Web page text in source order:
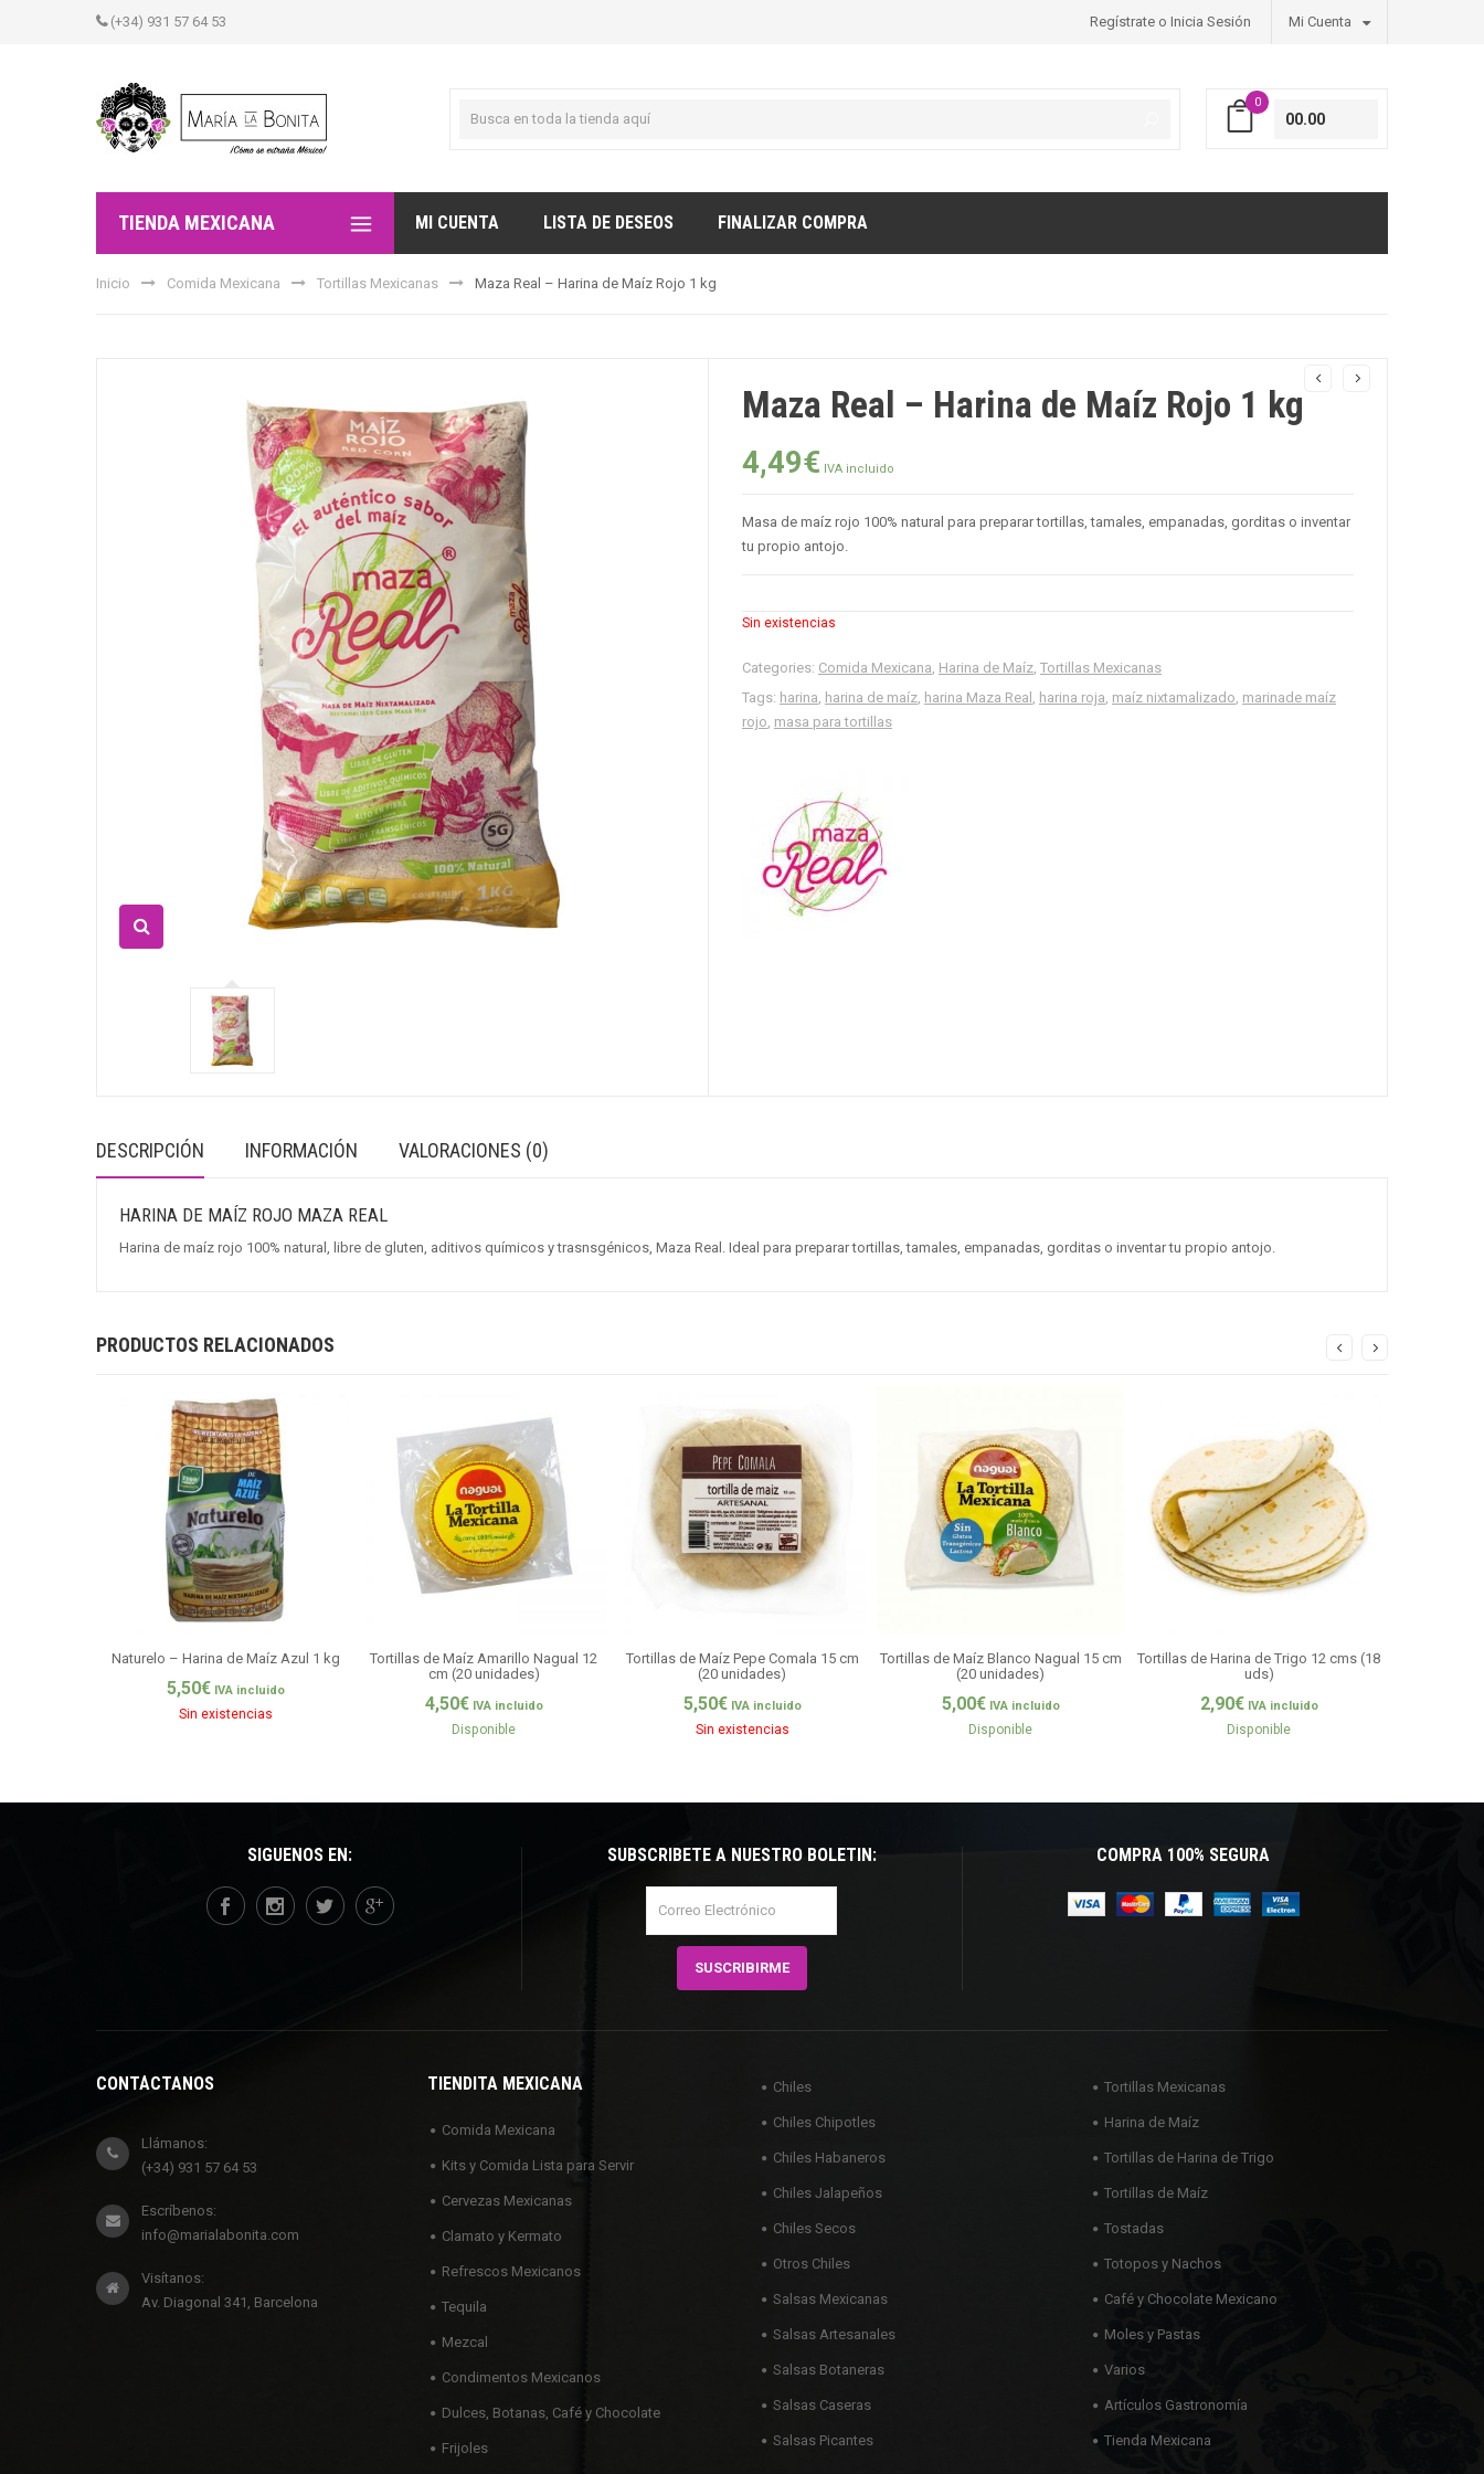
(+34) 931 57 64 53 Regístrate o Inicia Sesión Mi Cuenta
0
00.00
TIENDA MEXICANA MI CUENTA LISTA DE DESEOS FINALIZAR COMPRA
Inicio Comida Mexicana Tortillas Mexicanas Maza Real – Harina de Maíz Rojo 1 kg
Maza Real – Harina de Maíz Rojo 1 kg
4,49€ IVA incluido
Masa de maíz rojo 100% natural para preparar tortillas, tamales, empanadas, gorditas o inventar
tu propio antojo.
Sin existencias
Categories: Comida Mexicana, Harina de Maíz, Tortillas Mexicanas
Tags: harina, harina de maíz, harina Maza Real , harina roja, maíz nixtamalizado, marinade maíz
rojo, masa para tortillas
DESCRIPCIÓN INFORMACIÓN VALORACIONES (0)
HARINA DE MAÍZ ROJO MAZA REAL
Harina de maíz rojo 100% natural, libre de gluten, aditivos químicos y trasnsgénicos, Maza Real. Ideal para preparar tortillas, tamales, empanadas, gorditas o inventar tu propio antojo.
PRODUCTOS RELACIONADOS
Naturelo – Harina de Maíz Azul 1 kg
5,50€ IVA incluido
Sin existencias
Tortillas de Maíz Amarillo Nagual 12
cm (20 unidades)
4,50€ IVA incluido
Disponible
Tortillas de Maíz Pepe Comala 15 cm
(20 unidades)
5,50€ IVA incluido
Sin existencias
Tortillas de Maíz Blanco Nagual 15 cm
(20 unidades)
5,00€ IVA incluido
Disponible
Tortillas de Harina de Trigo 12 cms (18
uds)
2,90€ IVA incluido
Disponible
SÍGUENOS EN: SUBSCRÍBETE A NUESTRO BOLETÍN: COMPRA 100% SEGURA
CONTÁCTANOS
Llámanos:
(+34) 931 57 64 53
Escríbenos:
info@marialabonita.com
Visítanos:
Av. Diagonal 341, Barcelona
TIENDITA MEXICANA
Comida Mexicana
Kits y Comida Lista para Servir
Cervezas Mexicanas
Clamato y Kermato
Refrescos Mexicanos
Tequila
Mezcal
Condimentos Mexicanos
Dulces, Botanas, Café y Chocolate
Frijoles
Chiles
Chiles Chipotles
Chiles Habaneros
Chiles Jalapeños
Chiles Secos
Otros Chiles
Salsas Mexicanas
Salsas Artesanales
Salsas Botaneras
Salsas Caseras
Salsas Picantes
Tortillas Mexicanas
Harina de Maíz
Tortillas de Harina de Trigo
Tortillas de Maíz
Tostadas
Totopos y Nachos
Café y Chocolate Mexicano
Moles y Pastas
Varios
Artículos Gastronomía
Tienda Mexicana